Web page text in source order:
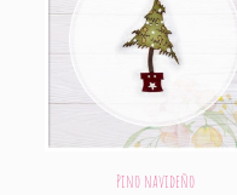
Pino navideño